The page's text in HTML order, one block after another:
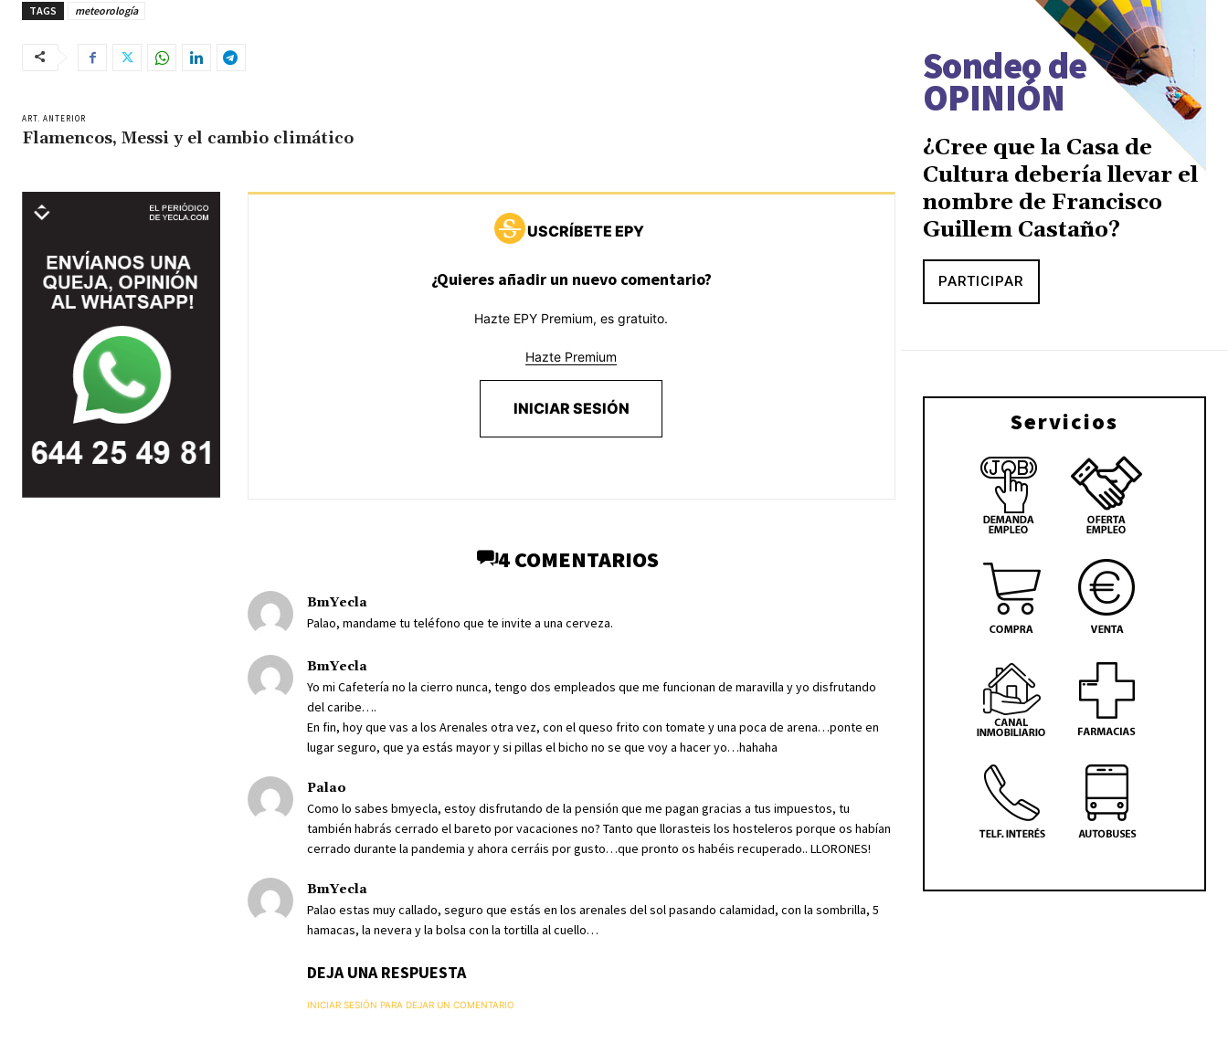
TAGS meteorología
ART. ANTERIOR
Flamencos, Messi y el cambio climático
USCRÍBETE EPY
¿Quieres añadir un nuevo comentario?
Hazte EPY Premium, es gratuito.
Hazte Premium
INICIAR SESIÓN
4 COMENTARIOS
BmYecla
Palao, mandame tu teléfono que te invite a una cerveza.
BmYecla
Yo mi Cafetería no la cierro nunca, tengo dos empleados que me funcionan de maravilla y yo disfrutando
del caribe….
En fin, hoy que vas a los Arenales otra vez, con el queso frito con tomate y una poca de arena…ponte en
lugar seguro, que ya estás mayor y si pillas el bicho no se que voy a hacer yo…hahaha
Palao
Como lo sabes bmyecla, estoy disfrutando de la pensión que me pagan gracias a tus impuestos, tu
también habrás cerrado el bareto por vacaciones no? Tanto que llorasteis los hosteleros porque os habían
cerrado durante la pandemia y ahora cerráis por gusto…que pronto os habéis recuperado.. LLORONES!
BmYecla
Palao estas muy callado, seguro que estás en los arenales del sol pasando calamidad, con la sombrilla, 5
hamacas, la nevera y la bolsa con la tortilla al cuello…
DEJA UNA RESPUESTA
INICIAR SESIÓN PARA DEJAR UN COMENTARIO
Sondeo de
OPINIÓN
¿Cree que la Casa de
Cultura debería llevar el
nombre de Francisco
Guillem Castaño?
PARTICIPAR
Servicios